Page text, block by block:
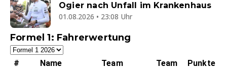
Ogier nach Unfall im Krankenhaus
01.08.2026 • 23:08 Uhr
Formel 1: Fahrerwertung
# Name Team Team Punkte